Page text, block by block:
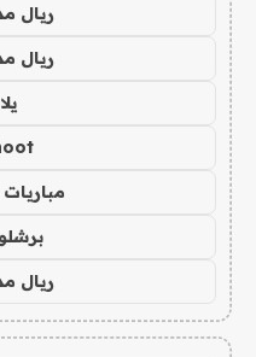
ريال
ريال
ريال